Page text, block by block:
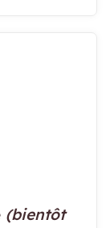
(bientôt